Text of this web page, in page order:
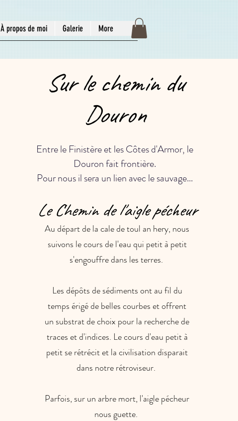
À propos de moi Galerie More
Sur le chemin du
Douron
Entre le Finistère et les Côtes d'Armor, le
Douron fait frontière.
Pour nous il sera un lien avec le sauvage...
Le Chemin de l'aigle pécheur
Au départ de la cale de toul an hery, nous
suivons le cours de l'eau qui petit à petit
s'engouffre dans les terres.
Les dépôts de sédiments ont au fil du
temps érigé de belles courbes et offrent
un substrat de choix pour la recherche de
traces et d'indices. Le cours d'eau petit à
petit se rétrécit et la civilisation disparait
dans notre rétroviseur.
Parfois, sur un arbre mort, l'aigle pécheur
nous guette.